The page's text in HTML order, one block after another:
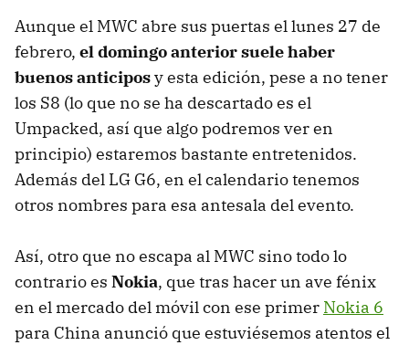
Aunque el MWC abre sus puertas el lunes 27 de
febrero, el domingo anterior suele haber
buenos anticiposy esta edición, pese a no tener
los S8 (lo que no se ha descartado es el
Umpacked, así que algo podremos ver en
principio) estaremos bastante entretenidos.
Además del LG G6, en el calendario tenemos
otros nombres para esa antesala del evento.
Así, otro que no escapa al MWC sino todo lo
contrario es Nokia, que tras hacer un ave fénix
en el mercado del móvil con ese primer Nokia 6
para China anunció que estuviésemos atentos el